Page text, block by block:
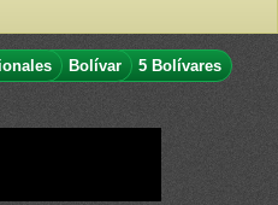
Bolívar
5 Bolívares